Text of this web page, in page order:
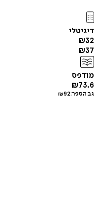
דיגיטלי
₪32
₪37
מודפס
₪73.6
גב הספר: ₪92